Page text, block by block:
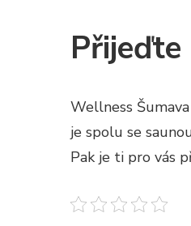
Wellness
je spolu se
Pak je ti pro vás